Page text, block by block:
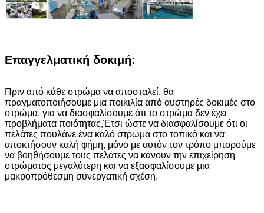
Επαγγελματική δοκιμή:
Πριν από κάθε στρώμα να αποσταλεί, θα
πραγματοποιήσουμε μια ποικιλία από αυστηρές δοκιμές στο
στρώμα, για να διασφαλίσουμε ότι το στρώμα δεν έχει
προβλήματα ποιότητας,Έτσι ώστε να διασφαλίσουμε ότι οι
πελάτες πουλάνε ένα καλό στρώμα στο τοπικό και να
αποκτήσουν καλή φήμη, μόνο με αυτόν τον τρόπο μπορούμε
να βοηθήσουμε τους πελάτες να κάνουν την επιχείρηση
στρώματος μεγαλύτερη και να εξασφαλίσουμε μια
μακροπρόθεσμη συνεργατική σχέση.